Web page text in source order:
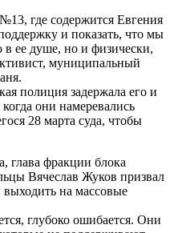
где содержится Евгения
и показать, что мы
в ее душе, но и физически,
муниципальный
полиция задержала его и
они намеревались
28 марта суда, чтобы
глава фракции блока
Вячеслав Жуков призвал
на массовые
глубоко ошибается. Они